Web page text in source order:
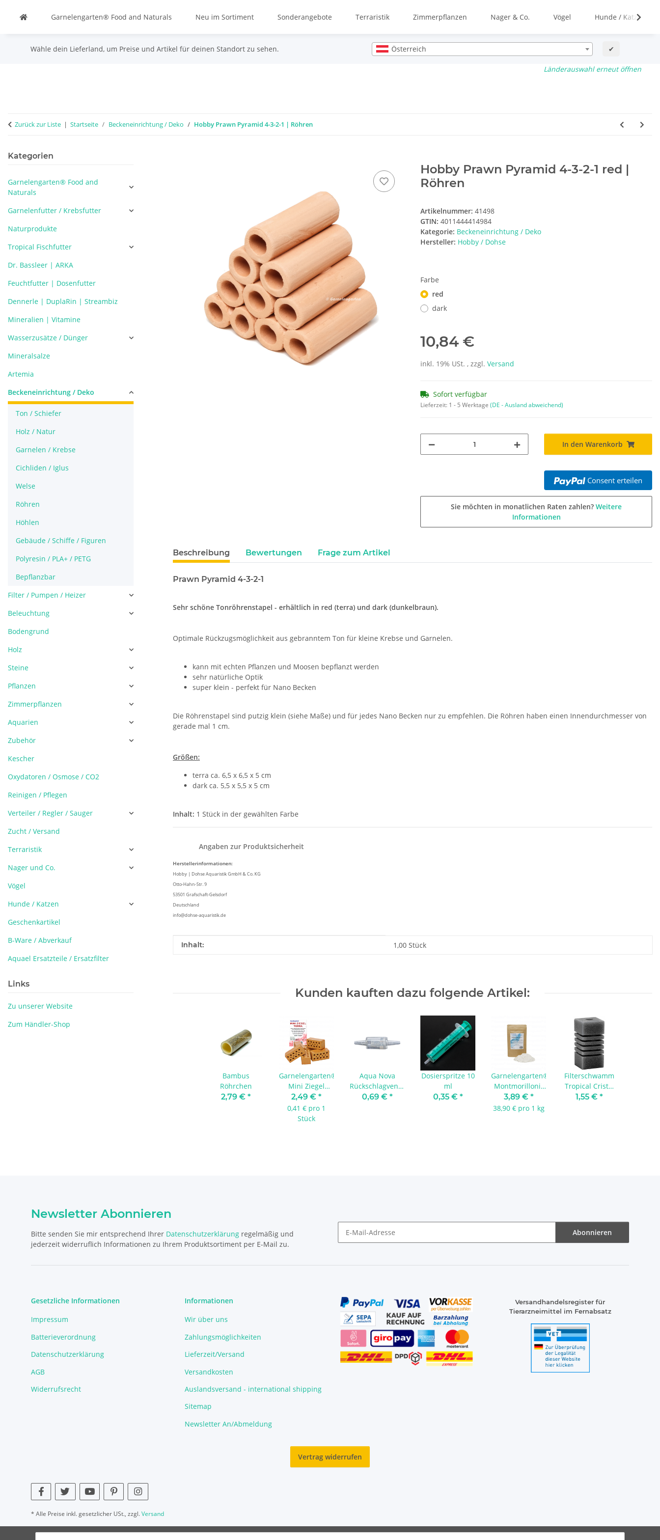
Garnelengarten® Food and Naturals Neu im Sortiment Sonderangebote Terraristik Zimmerpflanzen Nager & Co. Vögel Hunde / Katzen
Wähle dein Lieferland, um Preise und Artikel für deinen Standort zu sehen. Österreich ✔
Länderauswahl erneut öffnen
Zurück zur Liste Startseite Beckeneinrichtung / Deko Hobby Prawn Pyramid 4-3-2-1 | Röhren
Hobby Prawn Pyramid 4-3-2-1 red |
Röhren
Artikelnummer: 41498
GTIN: 4011444414984
Kategorie: Beckeneinrichtung / Deko
Hersteller: Hobby / Dohse
Farbe
red
dark
10,84 €
inkl. 19% USt. , zzgl. Versand
Sofort verfügbar
Lieferzeit: 1 - 5 Werktage (DE - Ausland abweichend)
In den Warenkorb
Consent erteilen
Sie möchten in monatlichen Raten zahlen? Weitere
Informationen
Beschreibung Bewertungen Frage zum Artikel
Prawn Pyramid 4-3-2-1
Sehr schöne Tonröhrenstapel - erhältlich in red (terra) und dark (dunkelbraun).
Optimale Rückzugsmöglichkeit aus gebranntem Ton für kleine Krebse und Garnelen.
kann mit echten Pflanzen und Moosen bepflanzt werden
sehr natürliche Optik
super klein - perfekt für Nano Becken
Die Röhrenstapel sind putzig klein (siehe Maße) und für jedes Nano Becken nur zu empfehlen. Die Röhren haben einen Innendurchmesser von
gerade mal 1 cm.
Größen:
terra ca. 6,5 x 6,5 x 5 cm
dark ca. 5,5 x 5,5 x 5 cm
Inhalt: 1 Stück in der gewählten Farbe
Angaben zur Produktsicherheit
Herstellerinformationen:
Hobby | Dohse Aquaristik GmbH & Co. KG
Otto-Hahn-Str. 9
53501 Grafschaft-Gelsdorf
Deutschland
info@dohse-aquaristik.de
Produkteigenschaft
Wert
Inhalt: 1,00 Stück
Kunden kauften dazu folgende Artikel:
Bambus
Röhrchen
2,79 € *
Garnelengarten®
Mini Ziegel
Terra - 6 Stück
2,49 € *
0,41 € pro 1
Stück
Aqua Nova
Rückschlagventil
für 4/6 mm | 1
0,69 € *
Dosierspritze 10
ml
0,35 € *
Garnelengarten®
Montmorillonit
Ultra White
Powder 100 g
3,89 € *
38,90 € pro 1 kg
Filterschwamm
Tropical Cristal
Baby
1,55 € *
Kategorien
Garnelengarten® Food and
Naturals
Garnelenfutter / Krebsfutter
Naturprodukte
Tropical Fischfutter
Dr. Bassleer | ARKA
Feuchtfutter | Dosenfutter
Dennerle | DuplaRin | Streambiz
Mineralien | Vitamine
Wasserzusätze / Dünger
Mineralsalze
Artemia
Beckeneinrichtung / Deko
Ton / Schiefer
Holz / Natur
Garnelen / Krebse
Cichliden / Iglus
Welse
Röhren
Höhlen
Gebäude / Schiffe / Figuren
Polyresin / PLA+ / PETG
Bepflanzbar
Filter / Pumpen / Heizer
Beleuchtung
Bodengrund
Holz
Steine
Pflanzen
Zimmerpflanzen
Aquarien
Zubehör
Kescher
Oxydatoren / Osmose / CO2
Reinigen / Pflegen
Verteiler / Regler / Sauger
Zucht / Versand
Terraristik
Nager und Co.
Vögel
Hunde / Katzen
Geschenkartikel
B-Ware / Abverkauf
Aquael Ersatzteile / Ersatzfilter
Links
Zu unserer Website
Zum Händler-Shop
Newsletter Abonnieren
Bitte senden Sie mir entsprechend Ihrer Datenschutzerklärung regelmäßig und
jederzeit widerruflich Informationen zu Ihrem Produktsortiment per E-Mail zu.
Abonnieren
Gesetzliche Informationen
Impressum
Batterieverordnung
Datenschutzerklärung
AGB
Widerrufsrecht
Informationen
Wir über uns
Zahlungsmöglichkeiten
Lieferzeit/Versand
Versandkosten
Auslandsversand - international shipping
Sitemap
Newsletter An/Abmeldung
Versandhandelsregister für
Tierarzneimittel im Fernabsatz
Vertrag widerrufen
* Alle Preise inkl. gesetzlicher USt., zzgl.Versand